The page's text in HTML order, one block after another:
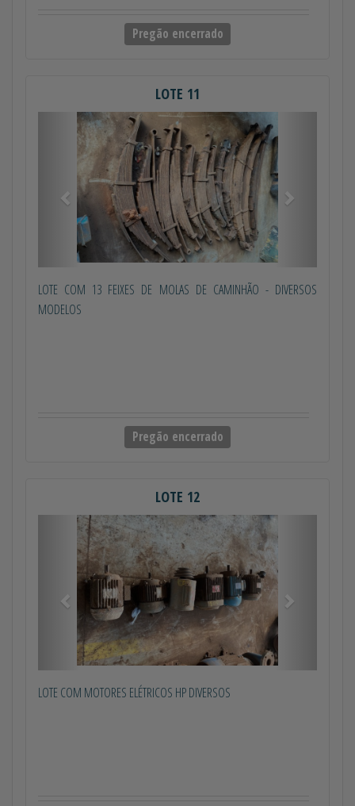
Pregão encerrado
LOTE 11
Anterior
LOTE COM 13 FEIXES DE MOLAS DE CAMINHÃO - DIVERSOS
MODELOS
Pregão encerrado
LOTE 12
Anterior
LOTE COM MOTORES ELÉTRICOS HP DIVERSOS